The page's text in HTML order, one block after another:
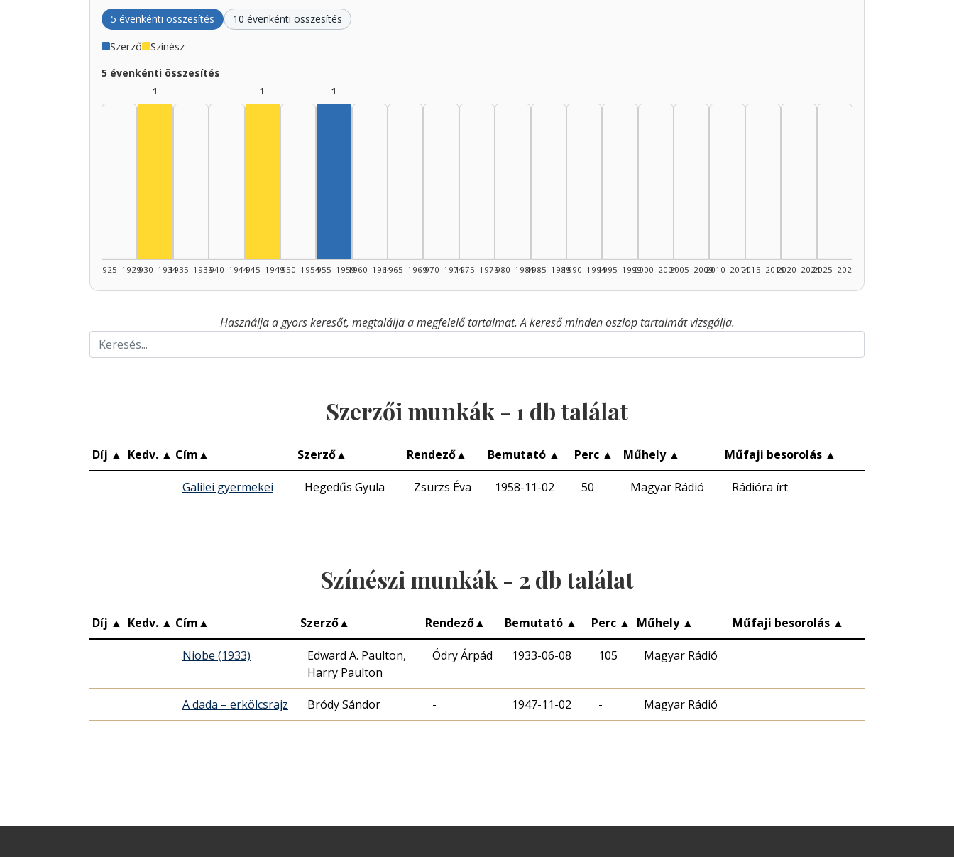
5 évenkénti összesítés 10 évenkénti összesítés
Szerző Színész
5 évenkénti összesítés
1925–1929
1
1930–19341935–19391940–1944
1
1945–19491950–1954
1
1955–19591960–19641965–19691970–19741975–19791980–19841985–19891990–19941995–19992000–20042005–20092010–20142015–20192020–20242025–2026
Használja a gyors keresőt, megtalálja a megfelelő tartalmat. A kereső minden oszlop tartalmát vizsgálja.
Szerzői munkák - 1 db találat
Díj ▲ Kedv. ▲ Cím▲ Szerző▲ Rendező▲ Bemutató ▲ Perc ▲ Műhely ▲ Műfaji besorolás ▲
Galilei gyermekei Hegedűs Gyula Zsurzs Éva 1958-11-02 50 Magyar Rádió Rádióra írt
Színészi munkák - 2 db találat
Díj ▲ Kedv. ▲ Cím▲ Szerző▲ Rendező▲ Bemutató ▲ Perc ▲ Műhely ▲ Műfaji besorolás ▲
Niobe (1933)
Edward A. Paulton,
Harry Paulton
Ódry Árpád 1933-06-08 105 Magyar Rádió
A dada – erkölcsrajz Bródy Sándor - 1947-11-02 - Magyar Rádió